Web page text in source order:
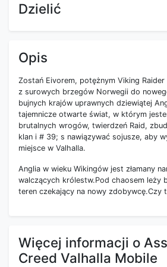
Dzielić
Opis
Zostań Eivorem, potężnym Viking
z surowych brzegów Norwegii do
bujnych krajów uprawnych dziewiątej
tajemnicze otwarte świat, w którym
brutalnych wrogów, twierdzeń Raid,
klan i # 39; s nawiązywać sojusze, aby
miejsce w Valhalla.
Anglia w wieku Wikingów jest złamany
walczących królestw.Pod chaosem leży
teren czekający na nowy zdobywcę.Czy
Więcej informacji o
Creed Valhalla Mobile